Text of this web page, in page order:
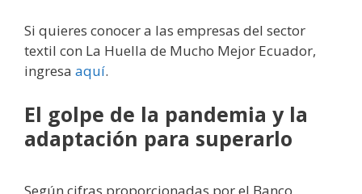
Si quieres conocer a las empresas del sector
textil con La Huella de Mucho Mejor Ecuador,
ingresa aquí.
El golpe de la pandemia y la
adaptación para superarlo